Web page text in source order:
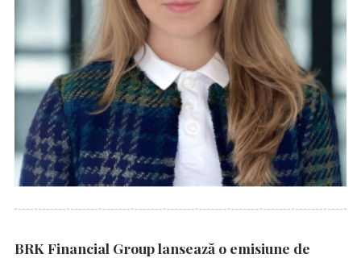
BRK Financial Group lansează o emisiune de